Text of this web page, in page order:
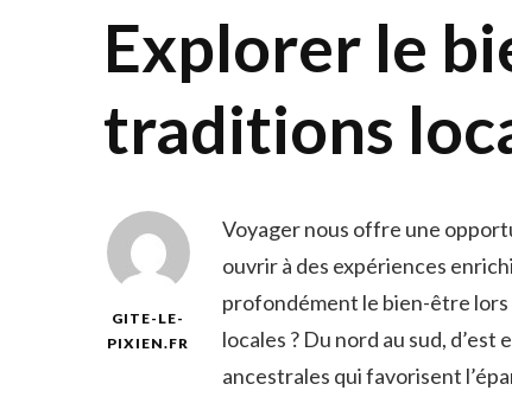
Explorer le
traditions
GITE-LE-
PIXIEN.FR
Voyager nous offre une
ouvrir à des expériences
profondément‌ le bien-être lors
locales ? Du nord au sud,​
ancestrales qui favorisent